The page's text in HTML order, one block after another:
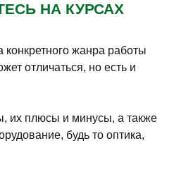
НА КУРСАХ
жанра работы
отличаться, но есть и
их плюсы и минусы, а также
будь то оптика,